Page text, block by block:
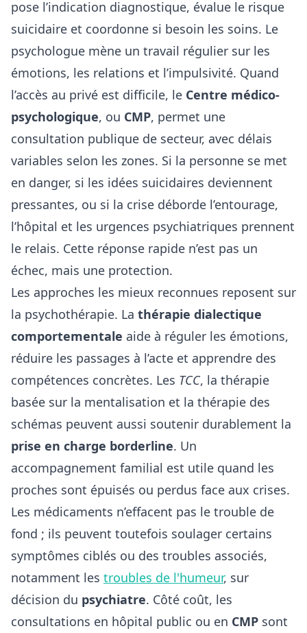
pose l’indication diagnostique, évalue le risque
suicidaire et coordonne si besoin les soins. Le
psychologue mène un travail régulier sur les
émotions, les relations et l’impulsivité. Quand
l’accès au privé est difficile, le Centre médico-
psychologique, ou CMP, permet une
consultation publique de secteur, avec délais
variables selon les zones. Si la personne se met
en danger, si les idées suicidaires deviennent
pressantes, ou si la crise déborde l’entourage,
l’hôpital et les urgences psychiatriques prennent
le relais. Cette réponse rapide n’est pas un
échec, mais une protection.
Les approches les mieux reconnues reposent sur
la psychothérapie. La thérapie dialectique
comportementale aide à réguler les émotions,
réduire les passages à l’acte et apprendre des
compétences concrètes. Les TCC, la thérapie
basée sur la mentalisation et la thérapie des
schémas peuvent aussi soutenir durablement la
prise en charge borderline. Un
accompagnement familial est utile quand les
proches sont épuisés ou perdus face aux crises.
Les médicaments n’effacent pas le trouble de
fond ; ils peuvent toutefois soulager certains
symptômes ciblés ou des troubles associés,
notamment les troubles de l'humeur, sur
décision du psychiatre. Côté coût, les
consultations en hôpital public ou en CMP sont